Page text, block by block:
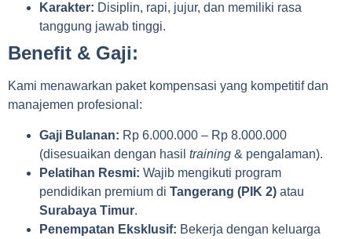
Karakter: Disiplin, rapi, jujur, dan memiliki rasa
tanggung jawab tinggi.
Benefit & Gaji:
Kami menawarkan paket kompensasi yang kompetitif dan
manajemen profesional:
Gaji Bulanan: Rp 6.000.000 – Rp 8.000.000
(disesuaikan dengan hasil training & pengalaman).
Pelatihan Resmi: Wajib mengikuti program
pendidikan premium di Tangerang (PIK 2) atau
Surabaya Timur.
Penempatan Eksklusif: Bekerja dengan keluarga